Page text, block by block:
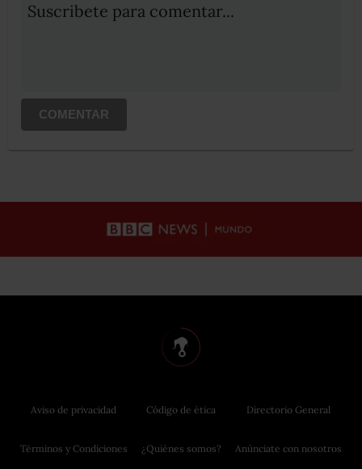
Suscribete para comentar...
COMENTAR
Aviso de privacidad
Términos y Condiciones
Código de ética
¿Quiénes somos?
Directorio General
Anúnciate con nosotros